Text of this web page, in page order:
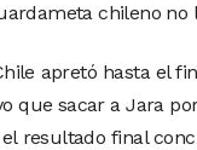
chileno
apretó hasta el
que sacar a Jara
resultado final